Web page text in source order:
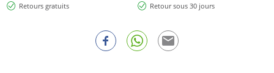
Retours gratuits
Retour sous 30 jours